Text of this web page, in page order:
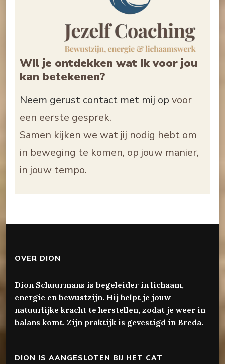
Wil je ontdekken wat ik voor jou
kan betekenen?
Neem gerust contact met mij op voor
een eerste gesprek.
Samen kijken we wat jij nodig hebt om
in beweging te komen, op jouw manier,
in jouw tempo.
OVER DION
Dion Schuurmans is begeleider in lichaam,
energie en bewustzijn. Hij helpt je jouw
natuurlijke kracht te herstellen, zodat je weer in
balans komt. Zijn praktijk is gevestigd in Breda.
DION IS AANGESLOTEN BIJ HET CAT